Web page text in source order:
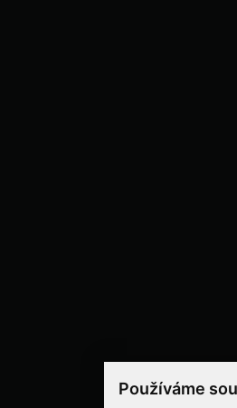
Používáme